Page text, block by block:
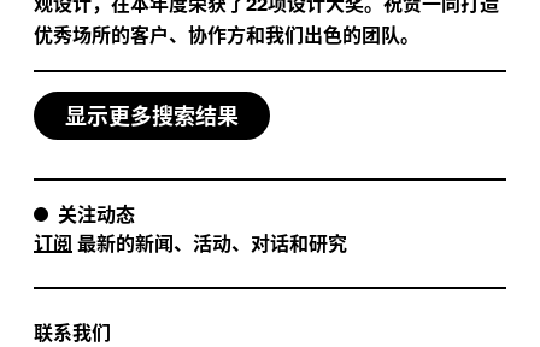
优秀场所的客户、协作方和我们出色的团队。
显示更多搜索结果
关注动态
订阅 最新的新闻、活动、对话和研究
联系我们